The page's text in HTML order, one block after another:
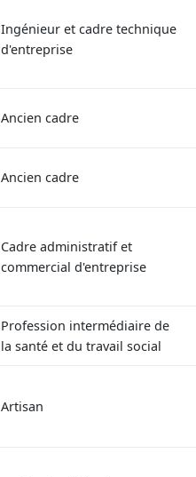
Ingénieur et cadre technique
d'entreprise
Ancien cadre
Ancien cadre
Cadre administratif et
commercial d'entreprise
Profession intermédiaire de
la santé et du travail social
Artisan